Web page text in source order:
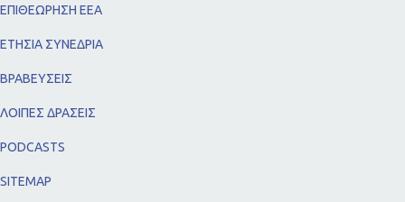
ΕΠΙΘΕΩΡΗΣΗ ΕΕΑ
ΕΤΗΣΙΑ ΣΥΝΕΔΡΙΑ
ΒΡΑΒΕΥΣΕΙΣ
ΛΟΙΠΕΣ ΔΡΑΣΕΙΣ
PODCASTS
SITEMAP